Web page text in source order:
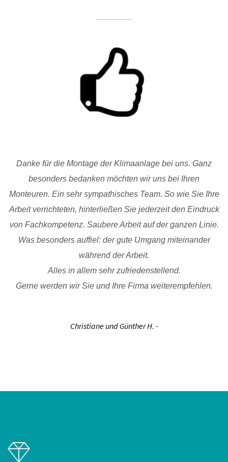
Danke für die Montage der Klimaanlage bei uns. Ganz
besonders bedanken möchten wir uns bei Ihren
Monteuren. Ein sehr sympathisches Team. So wie Sie Ihre
Arbeit verrichteten, hinterließen Sie jederzeit den Eindruck
von Fachkompetenz. Saubere Arbeit auf der ganzen Linie.
Was besonders auffiel: der gute Umgang miteinander
während der Arbeit.
Alles in allem sehr zufriedenstellend.
Gerne werden wir Sie und Ihre Firma weiterempfehlen.
Christiane und Günther H. -